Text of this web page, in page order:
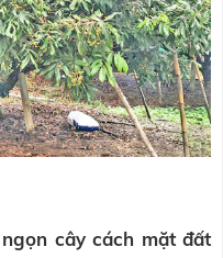
cây cách mặt đất